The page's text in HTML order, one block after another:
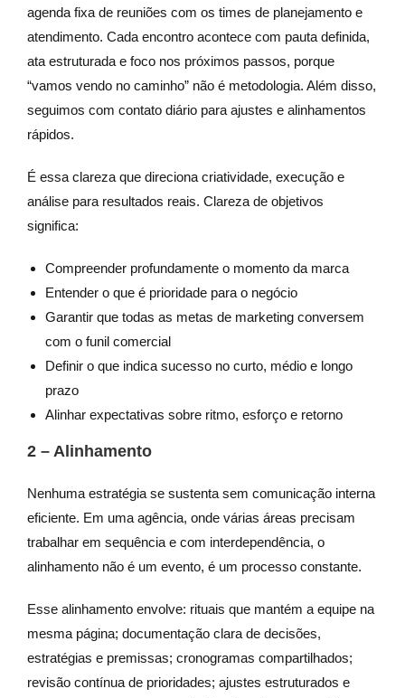
agenda fixa de reuniões com os times de planejamento e
atendimento. Cada encontro acontece com pauta definida,
ata estruturada e foco nos próximos passos, porque
“vamos vendo no caminho” não é metodologia. Além disso,
seguimos com contato diário para ajustes e alinhamentos
rápidos.
É essa clareza que direciona criatividade, execução e
análise para resultados reais. Clareza de objetivos
significa:
Compreender profundamente o momento da marca
Entender o que é prioridade para o negócio
Garantir que todas as metas de marketing conversem
com o funil comercial
Definir o que indica sucesso no curto, médio e longo
prazo
Alinhar expectativas sobre ritmo, esforço e retorno
2 – Alinhamento
Nenhuma estratégia se sustenta sem comunicação interna
eficiente. Em uma agência, onde várias áreas precisam
trabalhar em sequência e com interdependência, o
alinhamento não é um evento, é um processo constante.
Esse alinhamento envolve: rituais que mantém a equipe na
mesma página; documentação clara de decisões,
estratégias e premissas; cronogramas compartilhados;
revisão contínua de prioridades; ajustes estruturados e